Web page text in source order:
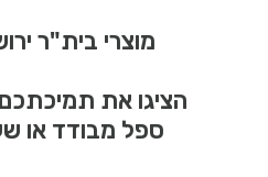
מוצרי בית"ר
הציגו את
ספל מבודד או